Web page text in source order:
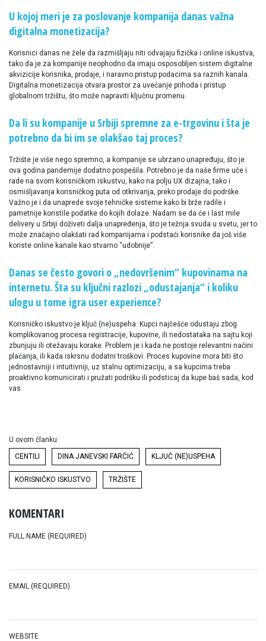
U kojoj meri je za poslovanje kompanija danas važna
digitalna monetizacija?
Korisnici danas ne žele da razmišljaju niti odvajaju fizička i online iskustva,
tako da je za kompanije neophodno da imaju osposobljen sistem digitalne
akvizicije korisnika, prodaje, i naravno pristup podacima sa raznih kanala.
Digitalna monetizacija otvara prostor za uvećanje prihoda i pristup
globalnom tržištu, što može napraviti ključnu promenu.
Da li su kompanije u Srbiji spremne za e-trgovinu i šta je
potrebno da bi im se olakšao taj proces?
Tržište je više nego spremno, a kompanije se ubrzano unapređuju, što je
ova godina pandemije dodatno pospešila. Potrebno je da naše firme uče i
rade na svom korisničkom iskustvu, kako na polju UX dizajna, tako i
osmišljavanja korisničkog puta od otkrivanja, preko prodaje do podrške.
Važno je i da unaprede svoje tehničke sisteme kako bi brže radile i
pametnije koristile podatke do kojih dolaze. Nadam se da će i last mile
delivery u Srbiji doživeti dalja unapređenja, što je težnja svuda u svetu, jer to
može značajno olakšati rad kompanijama i podstaći korisnike da još više
koriste online kanale kao stvarno “udobnije”.
Danas se često govori o „nedovršenim“ kupovinama na
internetu. Šta su ključni razlozi „odustajanja“ i koliku
ulogu u tome igra user experience?
Korisničko iskustvo je ključ (ne)uspeha. Kupci najčešće odustaju zbog
komplikovanog procesa registracije, kupovine, ili nedostataka na sajtu koji
zbunjuju ili otežavaju korake. Problem je i kada ne postoje relevantni načini
plaćanja, ili kada iskrsnu dodatni troškovi. Proces kupovine mora biti što
jednostavniji i intuitivniji, uz stalnu optimizaciju, a sa kupcima treba
proaktivno komunicirati i pružati podršku ili podsticaj da kupe baš sada, kod
vas.
U ovom članku:
CENTILI DINA JANEVSKI FARČIĆ KLJUČ (NE)USPEHA
KORISNIČKO ISKUSTVO TRŽIŠTE
KOMENTARI
FULL NAME (REQUIRED)
EMAIL (REQUIRED)
WEBSITE